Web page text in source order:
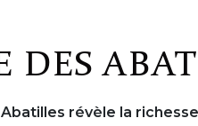
DES
révèle la